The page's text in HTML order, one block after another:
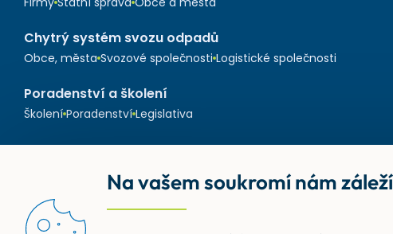
Chytrý systém svozu odpadů
Obce, města Svozové společnosti Logistické společnosti
Poradenství a školení
Školení Poradenství Legislativa
Na vašem soukromí nám záleží